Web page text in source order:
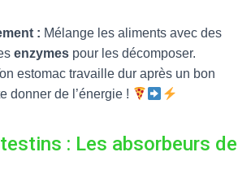
: Mélange les aliments avec des
enzymes pour les décomposer.
estomac travaille dur après un bon
donner de l’énergie !
: Les absorbeurs de